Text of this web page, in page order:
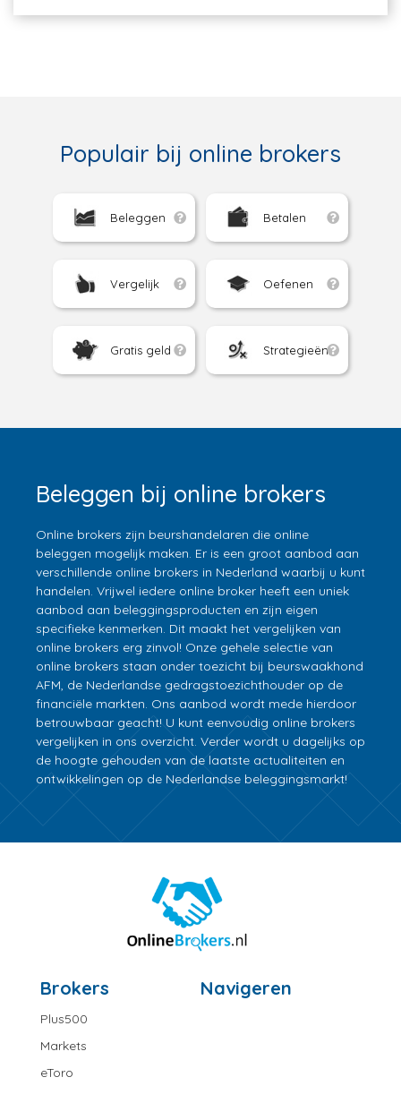
Populair bij online brokers
Beleggen Betalen
Vergelijk Oefenen
Gratis geld Strategieën
Beleggen bij online brokers
Online brokers zijn beurshandelaren die online
beleggen mogelijk maken. Er is een groot aanbod aan
verschillende online brokers in Nederland waarbij u kunt
handelen. Vrijwel iedere online broker heeft een uniek
aanbod aan beleggingsproducten en zijn eigen
specifieke kenmerken. Dit maakt het vergelijken van
online brokers erg zinvol! Onze gehele selectie van
online brokers staan onder toezicht bij beurswaakhond
AFM, de Nederlandse gedragstoezichthouder op de
financiële markten. Ons aanbod wordt mede hierdoor
betrouwbaar geacht! U kunt eenvoudig online brokers
vergelijken in ons overzicht. Verder wordt u dagelijks op
de hoogte gehouden van de laatste actualiteiten en
ontwikkelingen op de Nederlandse beleggingsmarkt!
Brokers
Plus500
Markets
eToro
Navigeren